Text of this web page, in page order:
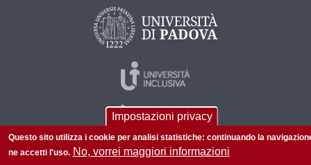
Impostazioni privacy
Questo sito utilizza i cookie per analisi statistiche: continuando la
ne accetti l'uso. No, vorrei maggiori informazioni